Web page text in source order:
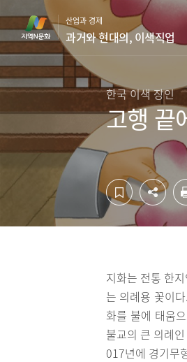
텐
츠
영
역
바
로
기
단
영
역
바
로
가
산업과 경제
과거와 현대의, 이색직업
한국 이색 장인
고행 끝
지화는 전통 한
는 의례용 꽃이
화를 불에 태움
불교의 큰 의례
017년에 경기무